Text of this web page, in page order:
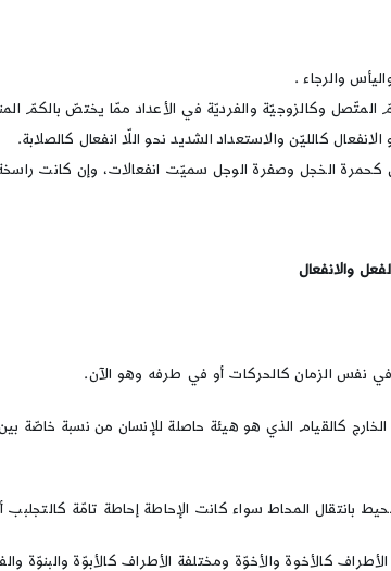
والرجاء .
المتّصل وكالزوجيّة والفرديّة في الأعداد ممّا يختصّ بالكمّ
كالليّن والاستعداد الشديد نحو اللّا انفعال كالصلابة.
كحمرة الخجل وصفرة الوجل سميّت انفعالات، وإن كانت
والانفعال
نفس الزمان كالحركات أو في طرفه وهو الآن.
كالقيام الذي هو هيئة حاصلة للإنسان من نسبة خاصّة
بانتقال المحاط سواء كانت الإحاطة إحاطة تامّة كالتجلبب
كالأخوة والأخوّة ومختلفة الأطراف كالأبوّة والبنوّة